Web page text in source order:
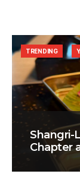
Shangri-
Chapter
TRENDING